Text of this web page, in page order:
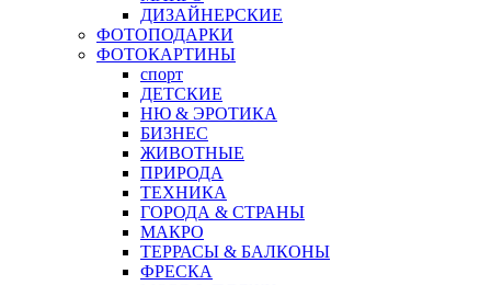
ДИЗАЙНЕРСКИЕ
ФОТОПОДАРКИ
ФОТОКАРТИНЫ
спорт
ДЕТСКИЕ
НЮ & ЭРОТИКА
БИЗНЕС
ЖИВОТНЫЕ
ПРИРОДА
ТЕХНИКА
ГОРОДА & СТРАНЫ
МАКРО
ТЕРРАСЫ & БАЛКОНЫ
ФРЕСКА